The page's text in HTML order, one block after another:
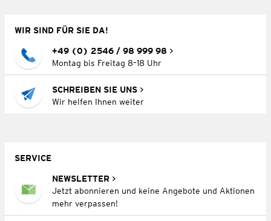
WIR SIND FÜR SIE DA!
+49 (0) 2546 / 98 999 98
Montag bis Freitag 8–18 Uhr
SCHREIBEN SIE UNS
Wir helfen Ihnen weiter
SERVICE
NEWSLETTER
Jetzt abonnieren und keine Angebote und Aktionen
mehr verpassen!